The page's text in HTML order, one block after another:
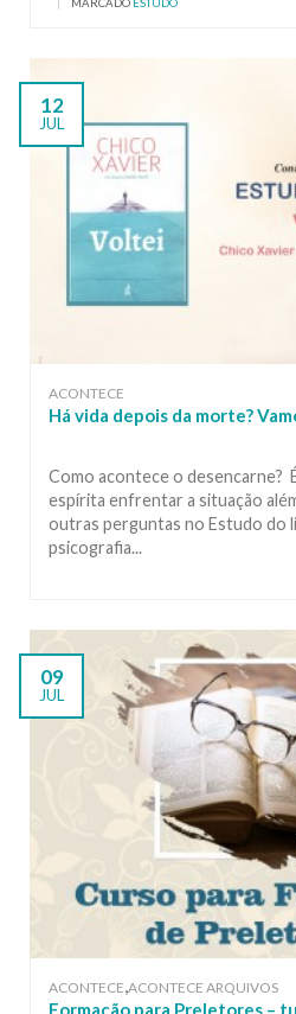
12
JUL
ACONTECE
Há vida depois da morte?
Como acontece o desencarne?
espírita enfrentar a situação
outras perguntas no Estudo do
psicografia...
09
JUL
ACONTECE ACONTECE ARQUIVOS
Formação para Preletores –